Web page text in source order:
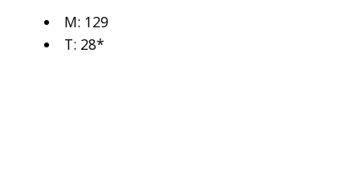
M: 129
T: 28*